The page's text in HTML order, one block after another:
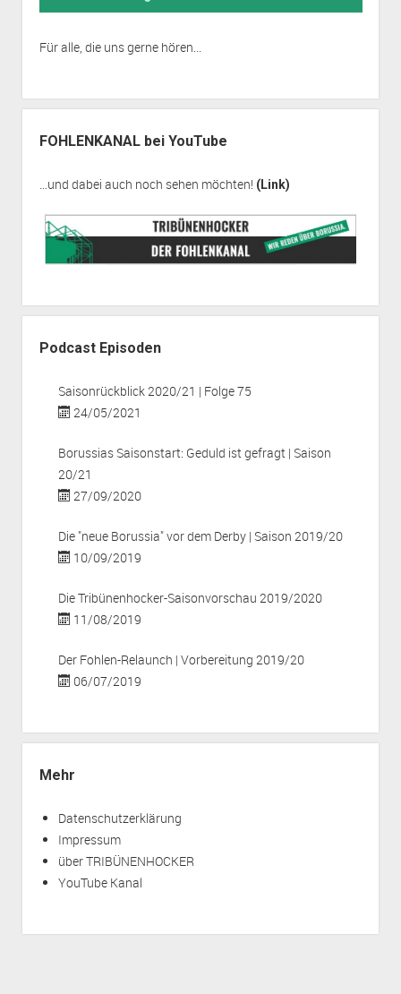
Für alle, die uns gerne hören...
FOHLENKANAL bei YouTube
…und dabei auch noch sehen möchten! (Link)
Podcast Episoden
Saisonrückblick 2020/21 | Folge 75
24/05/2021
Borussias Saisonstart: Geduld ist gefragt | Saison
20/21
27/09/2020
Die "neue Borussia" vor dem Derby | Saison 2019/20
10/09/2019
Die Tribünenhocker-Saisonvorschau 2019/2020
11/08/2019
Der Fohlen-Relaunch | Vorbereitung 2019/20
06/07/2019
Mehr
Datenschutzerklärung
Impressum
über TRIBÜNENHOCKER
YouTube Kanal